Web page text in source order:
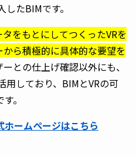
たBIMです。
をもとにしてつくったVRを
ら積極的に具体的な要望を
との仕上げ確認以外にも、
用しており、BIMとVRの可
。
ームページはこちら